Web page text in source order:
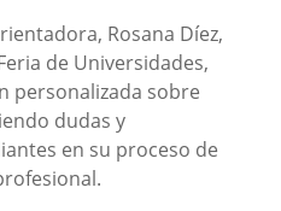
Rosana Díez,
de Universidades,
personalizada sobre
dudas y
en su proceso de